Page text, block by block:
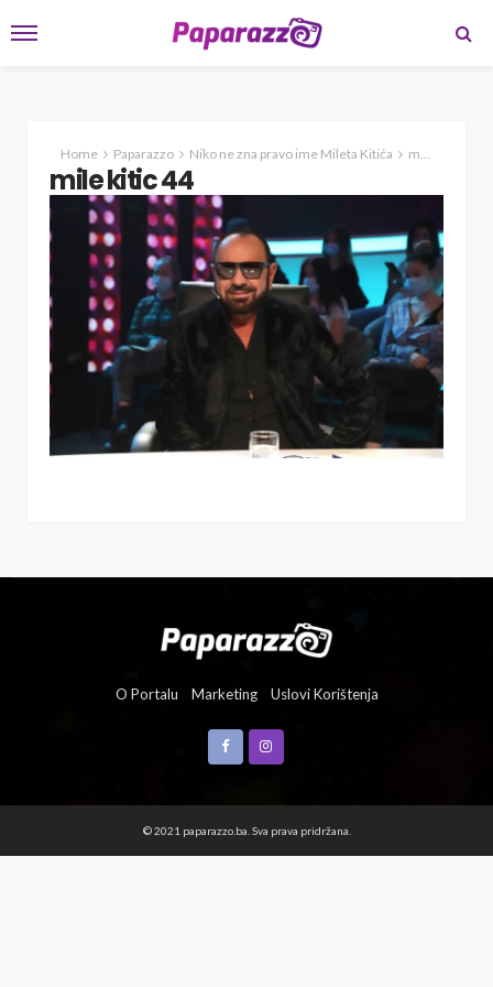
Home Paparazzo Niko ne zna pravo ime Mileta Kitića mile kitic 44
mile kitic 44
O Portalu Marketing Uslovi Korištenja
© 2021 paparazzo.ba. Sva prava pridržana.